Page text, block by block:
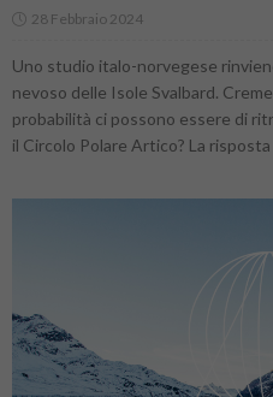
28 Febbraio 2024
Uno studio italo-norvegese
nevoso delle Isole Svalbard.
probabilità ci possono essere di
il Circolo Polare Artico? La